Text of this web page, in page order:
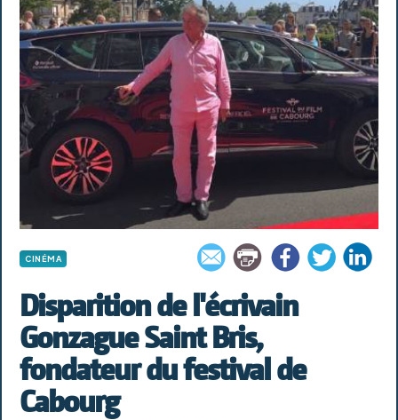
CINÉMA
Disparition de l'écrivain
Gonzague Saint Bris,
fondateur du festival de
Cabourg